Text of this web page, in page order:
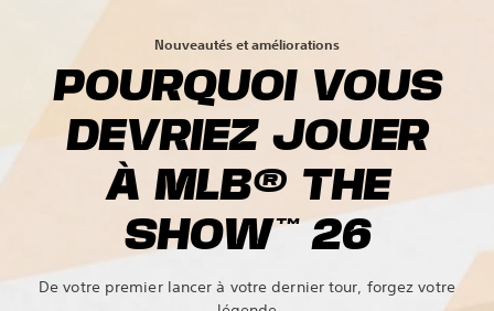
Nouveautés et améliorations
POURQUOI VOUS
DEVRIEZ JOUER
À MLB® THE
SHOW™ 26
De votre premier lancer à votre dernier tour, forgez votre